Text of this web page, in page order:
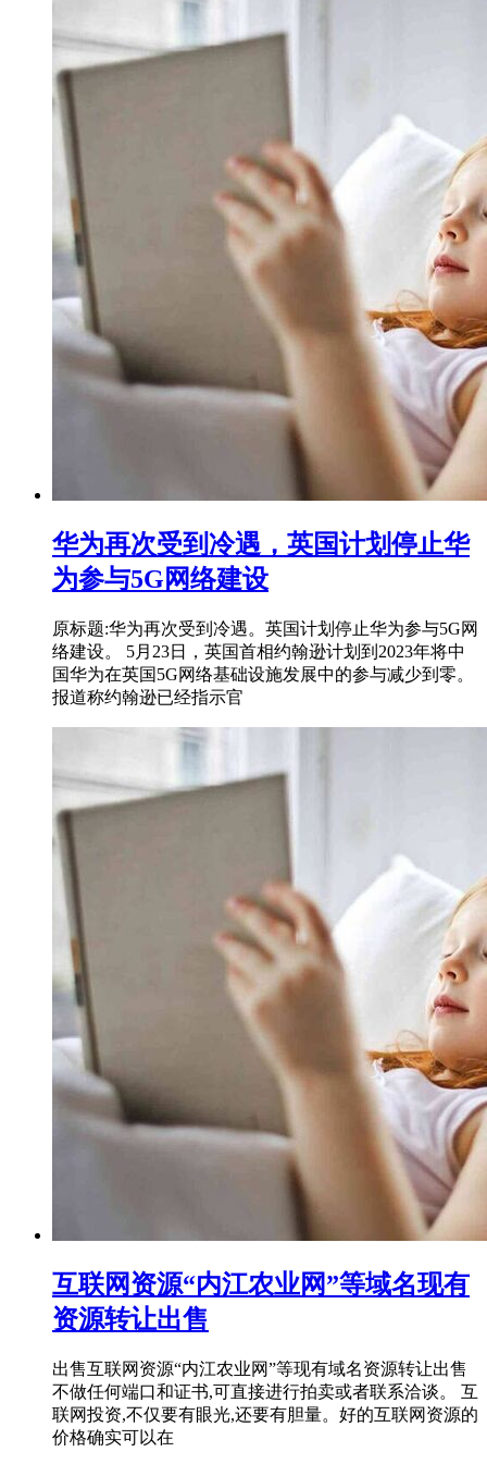
华为再次受到冷遇，英国计划停止华
为参与5G网络建设
原标题:华为再次受到冷遇。英国计划停止华为参与5G网
络建设。 5月23日，英国首相约翰逊计划到2023年将中
国华为在英国5G网络基础设施发展中的参与减少到零。
报道称约翰逊已经指示官
互联网资源“内江农业网”等域名现有
资源转让出售
出售互联网资源“内江农业网”等现有域名资源转让出售
不做任何端口和证书,可直接进行拍卖或者联系洽谈。 互
联网投资,不仅要有眼光,还要有胆量。好的互联网资源的
价格确实可以在